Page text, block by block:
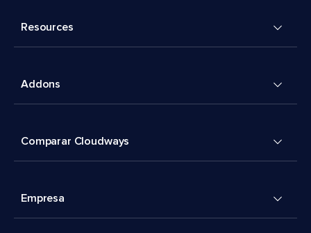
Resources
Addons
Comparar Cloudways
Empresa